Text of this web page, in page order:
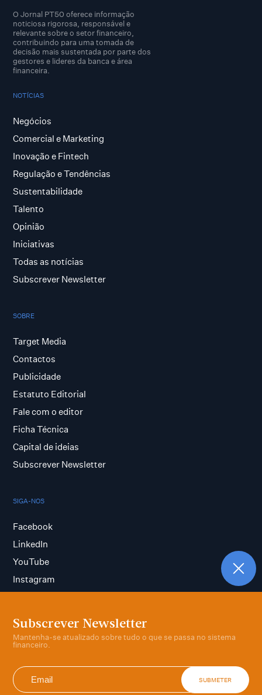
Subscrever Newsletter
Mantenha-se atualizado sobre tudo o que se passa no sistema
financeiro.
SUBMETER
O Jornal PT50 oferece informação
noticiosa rigorosa, responsável e
relevante sobre o setor financeiro,
contribuindo para uma tomada de
decisão mais sustentada por parte dos
gestores e lideres da banca e área
financeira.
NOTÍCIAS
Negócios
Comercial e Marketing
Inovação e Fintech
Regulação e Tendências
Sustentabilidade
Talento
Opinião
Iniciativas
Todas as notícias
Subscrever Newsletter
SOBRE
Target Media
Contactos
Publicidade
Estatuto Editorial
Fale com o editor
Ficha Técnica
Capital de ideias
Subscrever Newsletter
SIGA-NOS
Facebook
LinkedIn
YouTube
Instagram
Termos e condições
Política de privacidade